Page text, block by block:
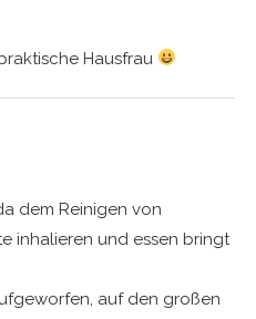
Hausfrau
dem Reinigen von
inhalieren und essen bringt
auf den großen